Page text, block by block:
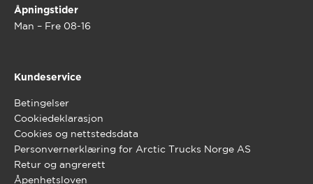
Åpningstider
Man – Fre 08-16
Kundeservice
Betingelser
Cookiedeklarasjon
Cookies og nettstedsdata
Personvernerklæring for Arctic Trucks Norge AS
Retur og angrerett
Åpenhetsloven